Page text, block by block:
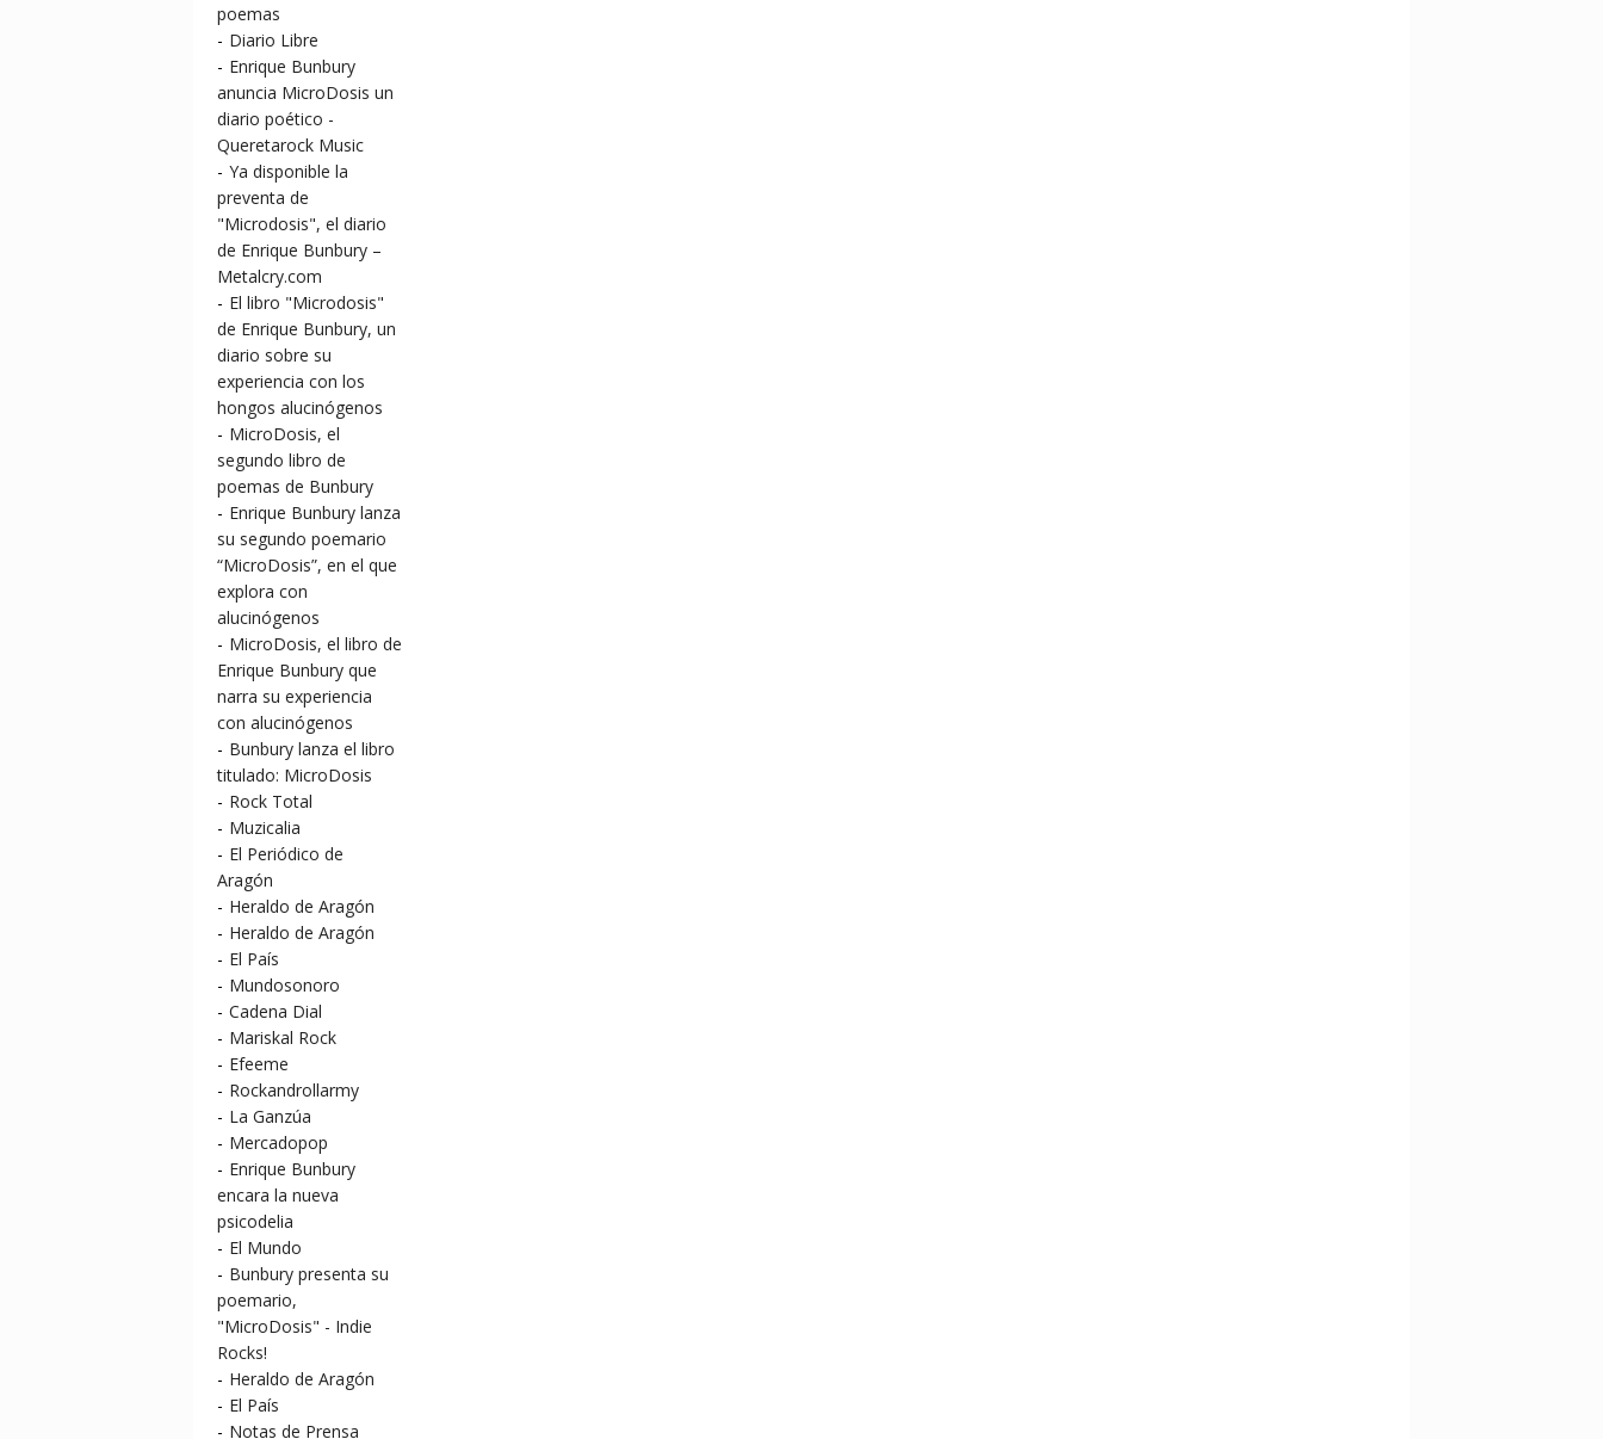
poemas
- Diario Libre
- Enrique Bunbury
anuncia MicroDosis un
diario poético -
Queretarock Music
- Ya disponible la
preventa de
"Microdosis", el diario
de Enrique Bunbury –
Metalcry.com
- El libro "Microdosis"
de Enrique Bunbury, un
diario sobre su
experiencia con los
hongos alucinógenos
- MicroDosis, el
segundo libro de
poemas de Bunbury
- Enrique Bunbury lanza
su segundo poemario
“MicroDosis”, en el que
explora con
alucinógenos
- MicroDosis, el libro de
Enrique Bunbury que
narra su experiencia
con alucinógenos
- Bunbury lanza el libro
titulado: MicroDosis
- Rock Total
- Muzicalia
- El Periódico de
Aragón
- Heraldo de Aragón
- Heraldo de Aragón
- El País
- Mundosonoro
- Cadena Dial
- Mariskal Rock
- Efeeme
- Rockandrollarmy
- La Ganzúa
- Mercadopop
- Enrique Bunbury
encara la nueva
psicodelia
- El Mundo
- Bunbury presenta su
poemario,
"MicroDosis" - Indie
Rocks!
- Heraldo de Aragón
- El País
- Notas de Prensa